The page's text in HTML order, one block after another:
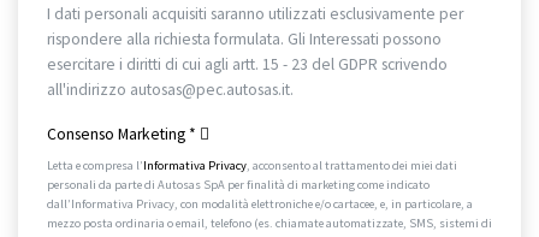
I dati personali acquisiti saranno utilizzati esclusivamente per
rispondere alla richiesta formulata. Gli Interessati possono
esercitare i diritti di cui agli artt. 15 - 23 del GDPR scrivendo
all'indirizzo autosas@pec.autosas.it.
Consenso Marketing *
Letta e compresa l’Informativa Privacy, acconsento al trattamento dei miei dati
personali da parte di Autosas SpA per finalità di marketing come indicato
dall’Informativa Privacy, con modalità elettroniche e/o cartacee, e, in particolare, a
mezzo posta ordinaria o email, telefono (es. chiamate automatizzate, SMS, sistemi di